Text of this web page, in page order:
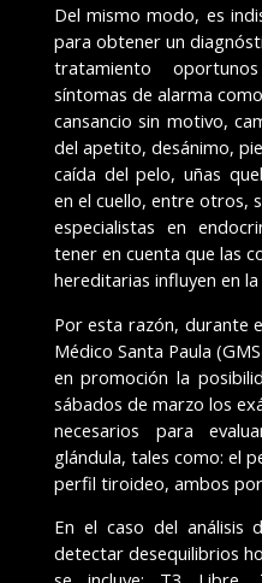
Del mismo modo, es
para obtener un
tratamiento
síntomas de alarma
cansancio sin motivo,
del apetito, desánimo,
caída del pelo, uñas
en el cuello, entre otros,
especialistas en
tener en cuenta que las
hereditarias influyen en
Por esta razón, durante
Médico Santa Paula
en promoción la
sábados de marzo los
necesarios para
glándula, tales como: el
perfil tiroideo, ambos
En el caso del análisis
detectar desequilibrios